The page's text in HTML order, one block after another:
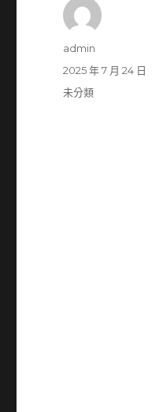
作
admin
發
佈
2025 年 7 月 24 日
分
未分類